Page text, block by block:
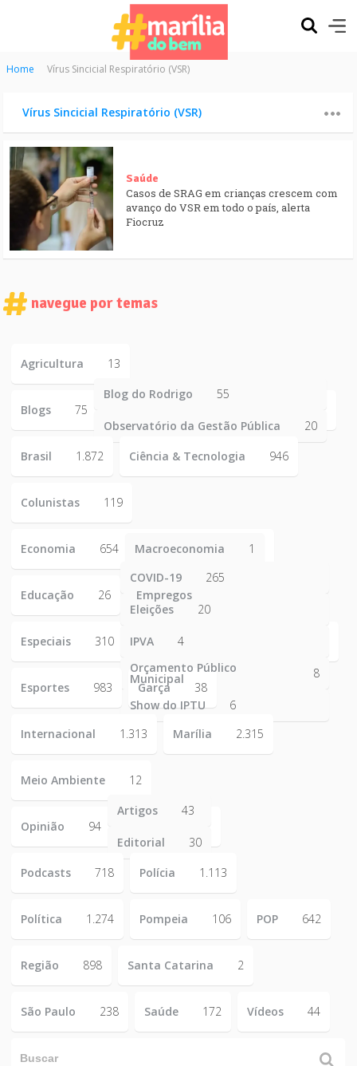
Home Vírus Sincicial Respiratório (VSR)
Vírus Sincicial Respiratório (VSR)
Saúde
Casos de SRAG em crianças crescem com
avanço do VSR em todo o país, alerta
Fiocruz
navegue por temas
Agricultura 13
Blogs 75
Blog do Rodrigo 55
Observatório da Gestão Pública
20
Brasil
1.872 Ciência & Tecnologia 946
Colunistas 119
Economia 654 Macroeconomia 1
Educação 26 Empregos
Especiais 310
COVID-19 265
Eleições 20
IPVA
4
Orçamento Público
Municipal 8
Show do IPTU 6
Esportes 983 Garça 38
Internacional 1.313 Marília 2.315
Meio Ambiente 12
Opinião 94
Artigos 43
Editorial
30
Podcasts
718 Polícia 1.113
Política 1.274 Pompeia 106 POP 642
Região 898 Santa Catarina 2
São Paulo 238 Saúde 172 Vídeos 44